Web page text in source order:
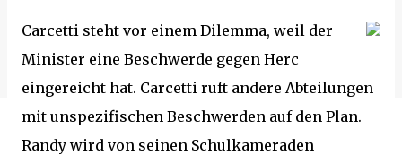
Carcetti steht vor einem Dilemma, weil der
Minister eine Beschwerde gegen Herc
eingereicht hat. Carcetti ruft andere Abteilungen
mit unspezifischen Beschwerden auf den Plan.
Randy wird von seinen Schulkameraden